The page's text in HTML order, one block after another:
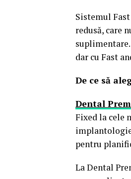
Sistemul
redusă, care
dar cu Fast
De ce să
Dental
Fixed la cele
pentru
La Dental